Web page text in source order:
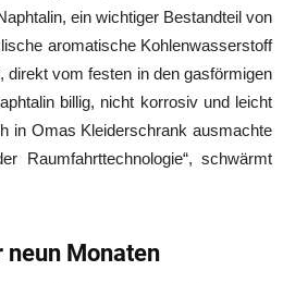
ein wichtiger Bestandteil von
aromatische Kohlenwasserstoff
direkt vom festen in den gasförmigen
billig, nicht korrosiv und leicht
in Omas Kleiderschrank ausmachte
Raumfahrttechnologie“, schwärmt
Monaten